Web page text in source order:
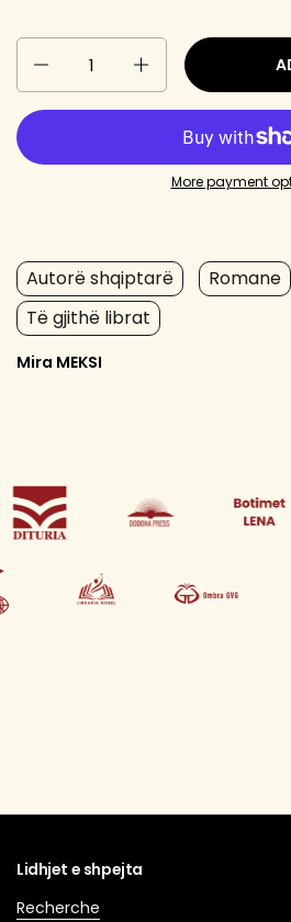
More payment
Autorë shqiptarë Romane
Të gjithë librat
Mira MEKSI
Lidhjet e shpejta
Recherche